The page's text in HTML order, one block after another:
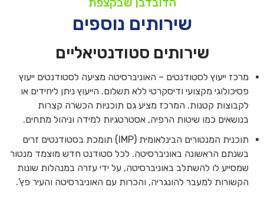
שירותים נוספים
שירותים סטודנטיאליים
מרכז ייעוץ לסטודנטים – האוניברסיטה מציעה לסטודנטים ייעוץ
פסיכולוגי מקצועי ודיסקרטי ללא תשלום. הייעוץ ניתן ליחידים או
לקבוצות קטנות. המרכז מציע גם תוכניות הכשרה קצרות
בנושאים כמו שיטות הרפיה, אסטרטגיות למידה וניהול מתחים.
תוכנית המנטורים הבינלאומית (IMP) תומכת בסטודנטים זרים
בשנתם הראשונה באוניברסיטה. לכל סטודנט חדש מוצמד מנטור
שמסייע לו להשתלב באוניברסיטה, על ידי עזרה במנהלות שונות
הקשורות למעבר להונגריה, והכרות עם האוניברסיטה והעיר פץ’.